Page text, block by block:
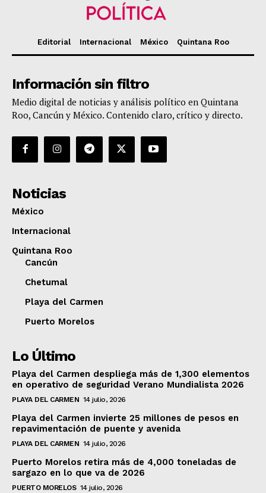
Editorial Internacional México Quintana Roo
Información sin filtro
Medio digital de noticias y análisis político en Quintana
Roo, Cancún y México. Contenido claro, crítico y directo.
Noticias
México
Internacional
Quintana Roo
Cancún
Chetumal
Playa del Carmen
Puerto Morelos
Lo Último
Playa del Carmen despliega más de 1,300 elementos
en operativo de seguridad Verano Mundialista 2026
PLAYA DEL CARMEN 14 julio, 2026
Playa del Carmen invierte 25 millones de pesos en
repavimentación de puente y avenida
PLAYA DEL CARMEN 14 julio, 2026
Puerto Morelos retira más de 4,000 toneladas de
sargazo en lo que va de 2026
PUERTO MORELOS 14 julio, 2026